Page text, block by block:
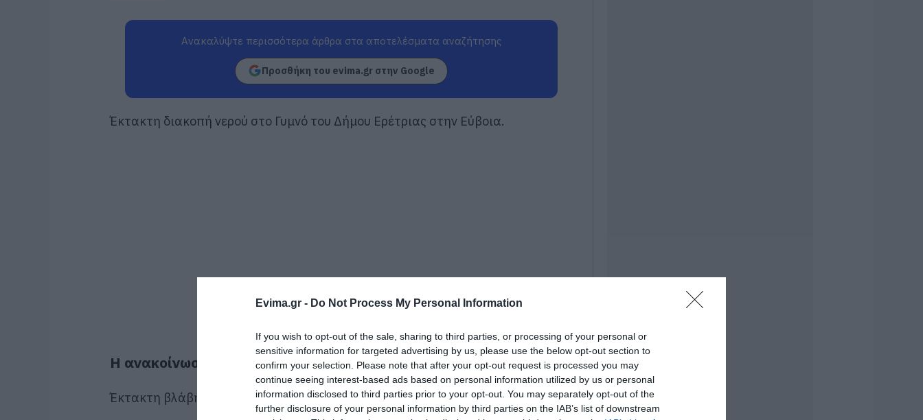
Evima.gr - Do Not Process My Personal Information
If you wish to opt-out of the sale, sharing to third parties, or processing of your personal or
sensitive information for targeted advertising by us, please use the below opt-out section to
confirm your selection. Please note that after your opt-out request is processed you may
continue seeing interest-based ads based on personal information utilized by us or personal
information disclosed to third parties prior to your opt-out. You may separately opt-out of the
further disclosure of your personal information by third parties on the IAB’s list of downstream
Ανακαλύψτε περισσότερα άρθρα στα αποτελέσματα αναζήτησης
Προσθήκη του evima.gr στην Google
Έκτακτη διακοπή νερού στο Γυμνό του Δήμου Ερέτριας στην Εύβοια.
Η ανακοίνωση της ΔΕΥΑΕ
Έκτακτη βλάβη στο δίκτυο ύδρευσης στο Γυμνό.
«Ανάσα» για τους
αγρότες στην
Εύβοια:
Ολοκληρώθηκε
μεγάλο έργο
06.08.2026 | 20:40